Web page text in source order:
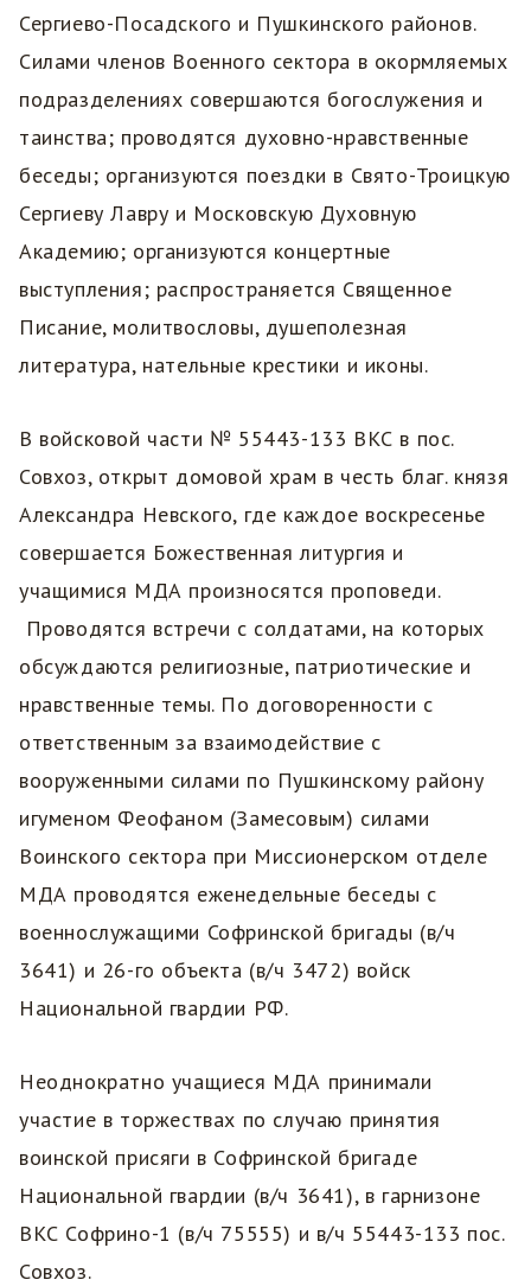
Сергиево-Посадского и Пушкинского районов.
Силами членов Военного сектора в окормляемых
подразделениях совершаются богослужения и
таинства; проводятся духовно-нравственные
беседы; организуются поездки в Свято-Троицкую
Сергиеву Лавру и Московскую Духовную
Академию; организуются концертные
выступления; распространяется Священное
Писание, молитвословы, душеполезная
литература, нательные крестики и иконы.
В войсковой части № 55443-133 ВКС в пос.
Совхоз, открыт домовой храм в честь благ. князя
Александра Невского, где каждое воскресенье
совершается Божественная литургия и
учащимися МДА произносятся проповеди.
Проводятся встречи с солдатами, на которых
обсуждаются религиозные, патриотические и
нравственные темы. По договоренности с
ответственным за взаимодействие с
вооруженными силами по Пушкинскому району
игуменом Феофаном (Замесовым) силами
Воинского сектора при Миссионерском отделе
МДА проводятся еженедельные беседы с
военнослужащими Софринской бригады (в/ч
3641) и 26-го объекта (в/ч 3472) войск
Национальной гвардии РФ.
Неоднократно учащиеся МДА принимали
участие в торжествах по случаю принятия
воинской присяги в Софринской бригаде
Национальной гвардии (в/ч 3641), в гарнизоне
ВКС Софрино-1 (в/ч 75555) и в/ч 55443-133 пос.
Совхоз.